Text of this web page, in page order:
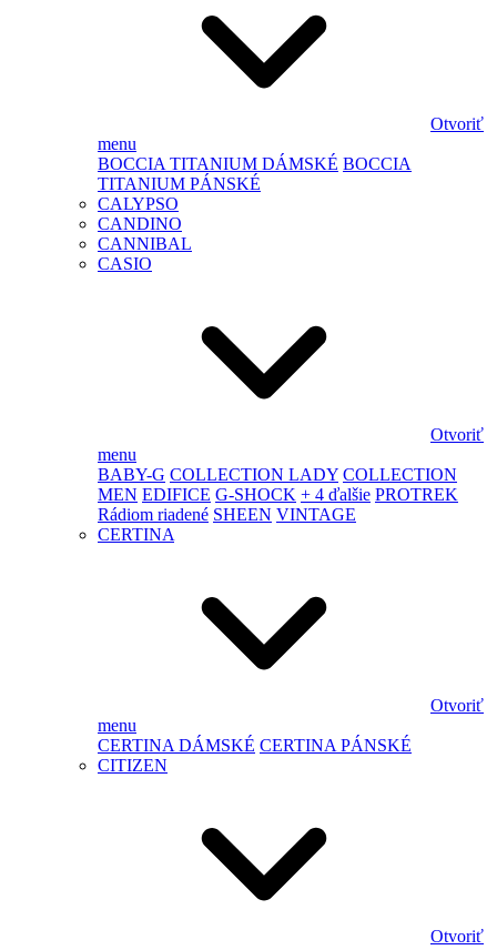
Otvoriť
menu
BOCCIA TITANIUM DÁMSKÉ BOCCIA
TITANIUM PÁNSKÉ
CALYPSO
CANDINO
CANNIBAL
CASIO
Otvoriť
menu
BABY-G COLLECTION LADY COLLECTION
MEN EDIFICE G-SHOCK + 4 ďalšie PROTREK
Rádiom riadené SHEEN VINTAGE
CERTINA
Otvoriť
menu
CERTINA DÁMSKÉ CERTINA PÁNSKÉ
CITIZEN
Otvoriť